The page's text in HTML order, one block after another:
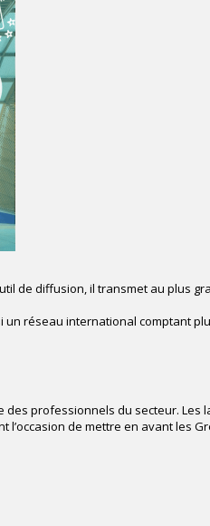
de diffusion, il transmet au plus
un réseau international comptant
des professionnels du secteur. Les
l’occasion de mettre en avant les